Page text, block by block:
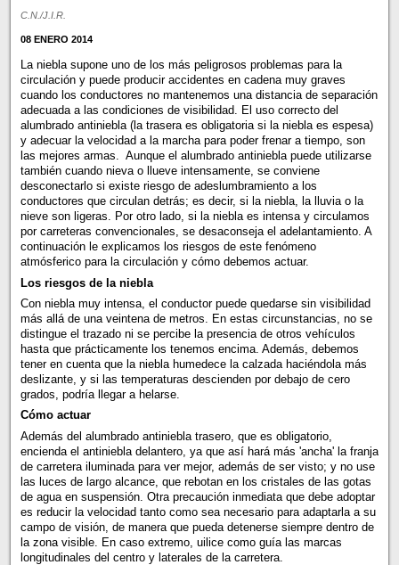
C.N./J.I.R.
08 ENERO 2014
La niebla supone uno de los más peligrosos problemas para la
circulación y puede producir accidentes en cadena muy graves
cuando los conductores no mantenemos una distancia de separación
adecuada a las condiciones de visibilidad. El uso correcto del
alumbrado antiniebla (la trasera es obligatoria si la niebla es espesa)
y adecuar la velocidad a la marcha para poder frenar a tiempo, son
las mejores armas. Aunque el alumbrado antiniebla puede utilizarse
también cuando nieva o llueve intensamente, se conviene
desconectarlo si existe riesgo de adeslumbramiento a los
conductores que circulan detrás; es decir, si la niebla, la lluvia o la
nieve son ligeras. Por otro lado, si la niebla es intensa y circulamos
por carreteras convencionales, se desaconseja el adelantamiento. A
continuación le explicamos los riesgos de este fenómeno
atmósferico para la circulación y cómo debemos actuar.
Los riesgos de la niebla
Con niebla muy intensa, el conductor puede quedarse sin visibilidad
más allá de una veintena de metros. En estas circunstancias, no se
distingue el trazado ni se percibe la presencia de otros vehículos
hasta que prácticamente los tenemos encima. Además, debemos
tener en cuenta que la niebla humedece la calzada haciéndola más
deslizante, y si las temperaturas descienden por debajo de cero
grados, podría llegar a helarse.
Cómo actuar
Además del alumbrado antiniebla trasero, que es obligatorio,
encienda el antiniebla delantero, ya que así hará más 'ancha' la franja
de carretera iluminada para ver mejor, además de ser visto; y no use
las luces de largo alcance, que rebotan en los cristales de las gotas
de agua en suspensión. Otra precaución inmediata que debe adoptar
es reducir la velocidad tanto como sea necesario para adaptarla a su
campo de visión, de manera que pueda detenerse siempre dentro de
la zona visible. En caso extremo, uilice como guía las marcas
longitudinales del centro y laterales de la carretera.